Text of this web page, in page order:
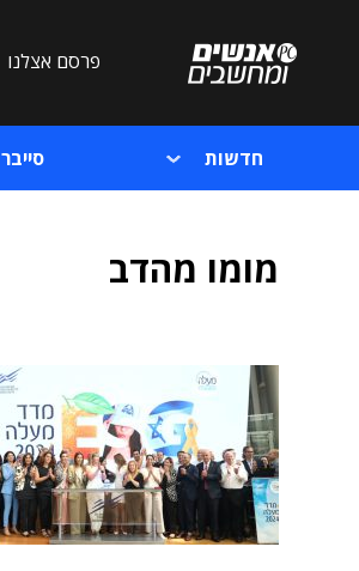
פרסם אצלנו
חדשות סייבר
מומו מהדב